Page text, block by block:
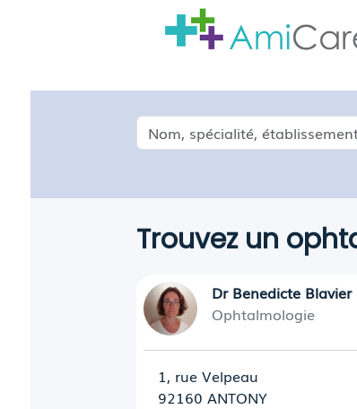
Médecin, spécialité,
Trouvez un
Dr Benedicte Blavier
Ophtalmologie
1, rue Velpeau
92160 ANTONY